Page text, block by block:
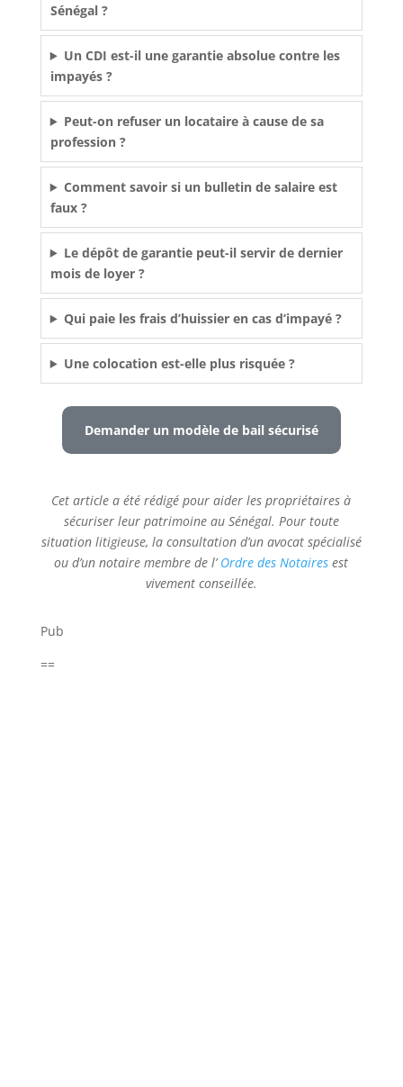
Sénégal ?
Un CDI est-il une garantie absolue contre les
impayés ?
Peut-on refuser un locataire à cause de sa
profession ?
Comment savoir si un bulletin de salaire est
faux ?
Le dépôt de garantie peut-il servir de dernier
mois de loyer ?
Qui paie les frais d’huissier en cas d’impayé ?
Une colocation est-elle plus risquée ?
Demander un modèle de bail sécurisé
Cet article a été rédigé pour aider les propriétaires à
sécuriser leur patrimoine au Sénégal. Pour toute
situation litigieuse, la consultation d’un avocat spécialisé
ou d’un notaire membre de l’Ordre des Notaires est
vivement conseillée.
Pub
==